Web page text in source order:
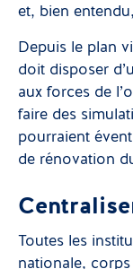
et, bien
Depuis le plan
doit disposer
aux forces de
faire des
pourraient
de rénovation
Toutes les
nationale,